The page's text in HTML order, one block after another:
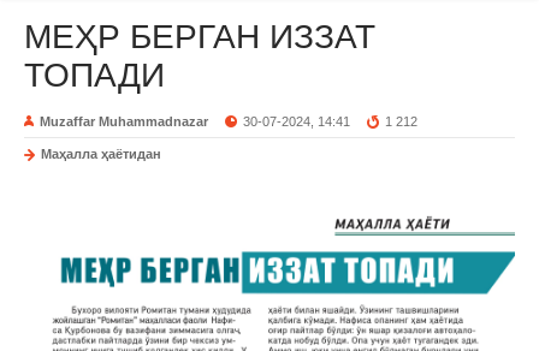
МЕҲР БЕРГАН ИЗЗАТ
ТОПАДИ
Muzaffar Muhammadnazar 30-07-2024, 14:41 1 212
Маҳалла ҳаётидан